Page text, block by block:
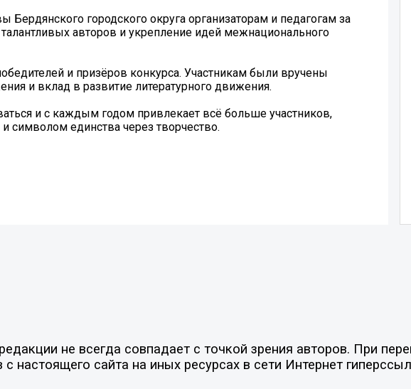
городского округа организаторам и педагогам за
авторов и укрепление идей межнационального
и призёров конкурса. Участникам были вручены
и вклад в развитие литературного движения.
и с каждым годом привлекает всё больше участников,
символом единства через творчество.
не всегда совпадает с точкой зрения авторов. При
настоящего сайта на иных ресурсах в сети Интернет